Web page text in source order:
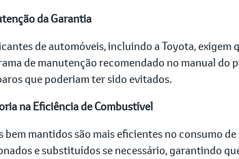
da Garantia
de automóveis, incluindo a Toyota,
de manutenção recomendado no manual do
que poderiam ter sido evitados.
na Eficiência de Combustível
bem mantidos são mais eficientes no consumo
e substituídos se necessário, garantindo